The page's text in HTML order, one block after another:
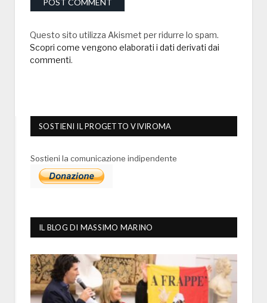
Questo sito utilizza Akismet per ridurre lo spam.
Scopri come vengono elaborati i dati derivati dai
commenti.
SOSTIENI IL PROGETTO VIVIROMA
Sostieni la comunicazione indipendente
IL BLOG DI MASSIMO MARINO